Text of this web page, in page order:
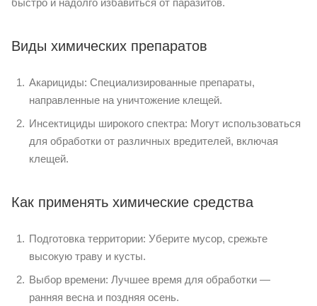
Виды химических препаратов
Акарициды: Специализированные препараты,
направленные на уничтожение клещей.
Инсектициды широкого спектра: Могут использоваться
для обработки от различных вредителей, включая
клещей.
Как применять химические средства
Подготовка территории: Уберите мусор, срежьте
высокую траву и кусты.
Выбор времени: Лучшее время для обработки —
ранняя весна и поздняя осень.